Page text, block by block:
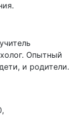
Опытный
и родители.